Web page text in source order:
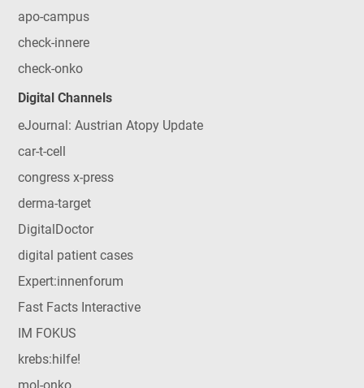
apo-campus
check-innere
check-onko
Digital Channels
eJournal: Austrian Atopy Update
car-t-cell
congress x-press
derma-target
DigitalDoctor
digital patient cases
Expert:innenforum
Fast Facts Interactive
IM FOKUS
krebs:hilfe!